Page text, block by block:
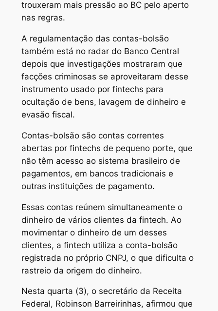
trouxeram mais pressão ao BC pelo aperto
nas regras.
A regulamentação das contas-bolsão
também está no radar do Banco Central
depois que investigações mostraram que
facções criminosas se aproveitaram desse
instrumento usado por fintechs para
ocultação de bens, lavagem de dinheiro e
evasão fiscal.
Contas-bolsão são contas correntes
abertas por fintechs de pequeno porte, que
não têm acesso ao sistema brasileiro de
pagamentos, em bancos tradicionais e
outras instituições de pagamento.
Essas contas reúnem simultaneamente o
dinheiro de vários clientes da fintech. Ao
movimentar o dinheiro de um desses
clientes, a fintech utiliza a conta-bolsão
registrada no próprio CNPJ, o que dificulta o
rastreio da origem do dinheiro.
Nesta quarta (3), o secretário da Receita
Federal, Robinson Barreirinhas, afirmou que